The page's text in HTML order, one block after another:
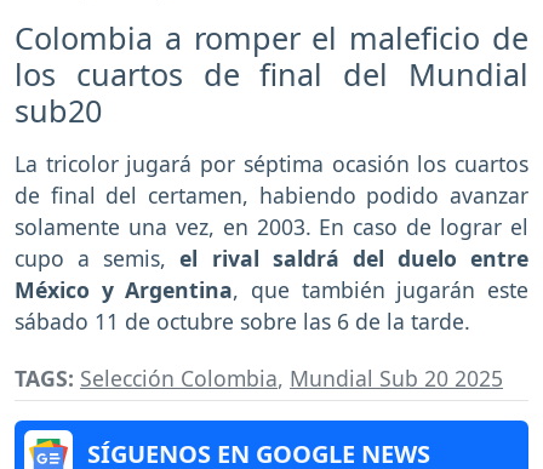
Colombia a romper el maleficio de
los cuartos de final del Mundial
sub20
La tricolor jugará por séptima ocasión los cuartos
de final del certamen, habiendo podido avanzar
solamente una vez, en 2003. En caso de lograr el
cupo a semis,el rival saldrá del duelo entre
México y Argentina, que también jugarán este
sábado 11 de octubre sobre las 6 de la tarde.
TAGS: Selección Colombia, Mundial Sub 20 2025
SÍGUENOS EN GOOGLE NEWS